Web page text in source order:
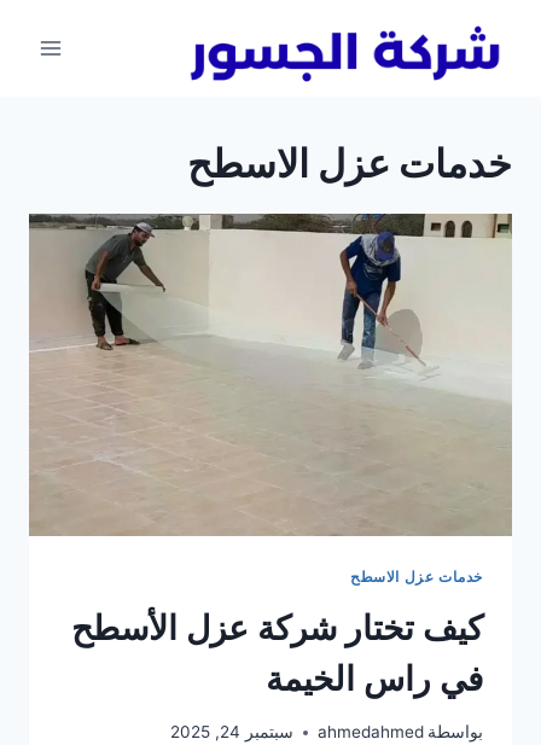
خدمات عزل الاسطح
خدمات عزل الاسطح
كيف تختار شركة عزل الأسطح
في راس الخيمة
بواسطة ahmedahmed سبتمبر 24, 2025